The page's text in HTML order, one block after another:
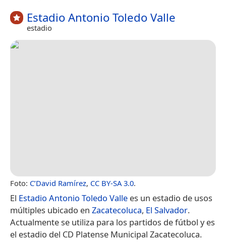
Estadio Antonio Toledo Valle
estadio
Foto: C’David Ramírez, CC BY-SA 3.0.
El Estadio Antonio Toledo Valle es un estadio de usos
múltiples ubicado en Zacatecoluca, El Salvador.
Actualmente se utiliza para los partidos de fútbol y es
el estadio del CD Platense Municipal Zacatecoluca.